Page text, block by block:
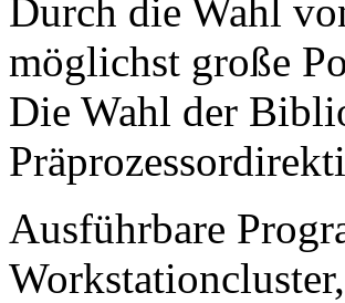
Durch die Wahl
möglichst große
Die Wahl der
Ausführbare